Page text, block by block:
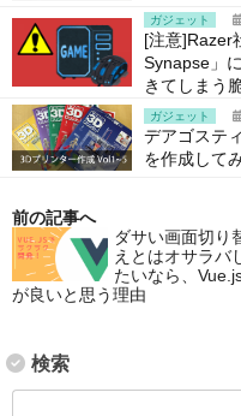
ガジェット
[注意]Razer
Synapse」
きてしまう
ガジェット
デアゴステ
を作成して
前の記事へ
ダサい画面切り
えとはオサラバ
たいなら、
が良いと思う理由
検索